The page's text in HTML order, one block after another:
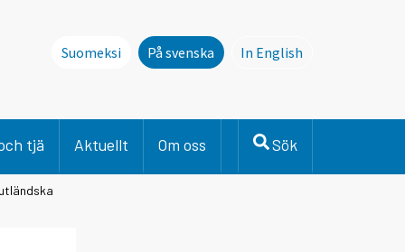
Suomeksi På svenska
In English
tjä Aktuellt Om oss Sök